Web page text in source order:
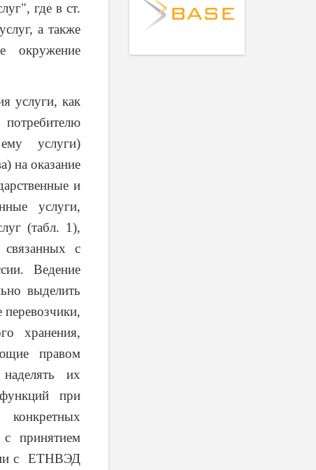
где в ст.
а также
окружение
услуги, как
услуги)
на оказание
и
услуги,
(табл. 1),
с
Ведение
выделить
хранения,
правом
их
при
с принятием
с ЕТНВЭД